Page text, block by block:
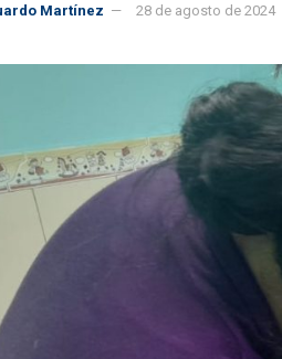
Martínez 28 de agosto de 2024